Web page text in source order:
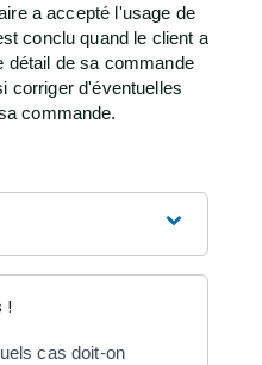
a accepté l'usage de
conclu quand le client a
détail de sa commande
corriger d'éventuelles
commande.
!
cas doit-on